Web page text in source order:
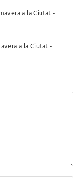
a la Ciutat -
a la Ciutat -